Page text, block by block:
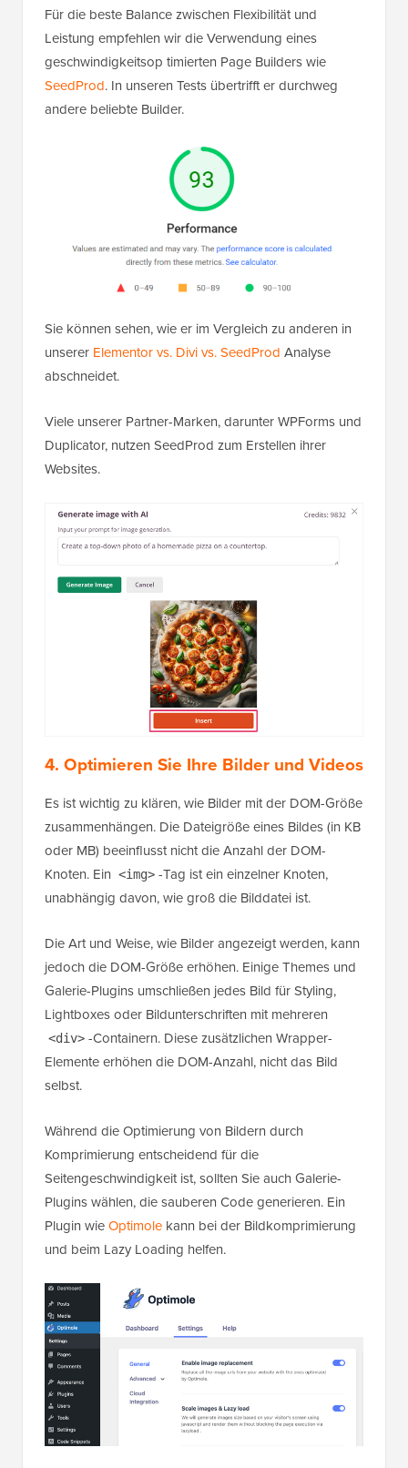
Für die beste Balance zwischen Flexibilität und
Leistung empfehlen wir die Verwendung eines
geschwindigkeitsop timierten Page Builders wie
SeedProd. In unseren Tests übertrifft er durchweg
andere beliebte Builder.
Sie können sehen, wie er im Vergleich zu anderen in
unserer Elementor vs. Divi vs. SeedProd Analyse
abschneidet.
Viele unserer Partner-Marken, darunter WPForms und
Duplicator, nutzen SeedProd zum Erstellen ihrer
Websites.
4. Optimieren Sie Ihre Bilder und Videos
Es ist wichtig zu klären, wie Bilder mit der DOM-Größe
zusammenhängen. Die Dateigröße eines Bildes (in KB
oder MB) beeinflusst nicht die Anzahl der DOM-
Knoten. Ein <img> -Tag ist ein einzelner Knoten,
unabhängig davon, wie groß die Bilddatei ist.
Die Art und Weise, wie Bilder angezeigt werden, kann
jedoch die DOM-Größe erhöhen. Einige Themes und
Galerie-Plugins umschließen jedes Bild für Styling,
Lightboxes oder Bildunterschriften mit mehreren
<div> -Containern. Diese zusätzlichen Wrapper-
Elemente erhöhen die DOM-Anzahl, nicht das Bild
selbst.
Während die Optimierung von Bildern durch
Komprimierung entscheidend für die
Seitengeschwindigkeit ist, sollten Sie auch Galerie-
Plugins wählen, die sauberen Code generieren. Ein
Plugin wieOptimole kann bei der Bildkomprimierung
und beim Lazy Loading helfen.